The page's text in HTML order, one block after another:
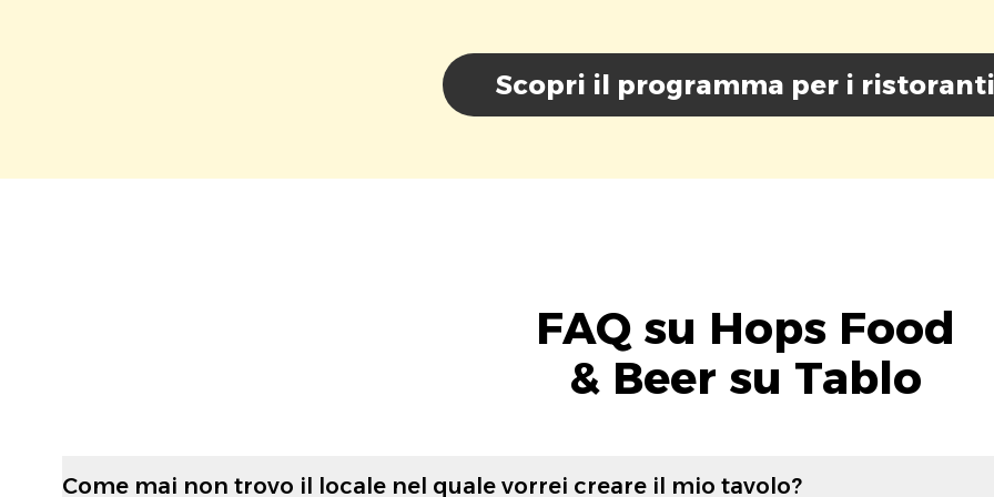
Scopri il programma per i ristoranti
FAQ su Hops Food
& Beer su Tablo
Come mai non trovo il locale nel quale vorrei creare il mio tavolo?